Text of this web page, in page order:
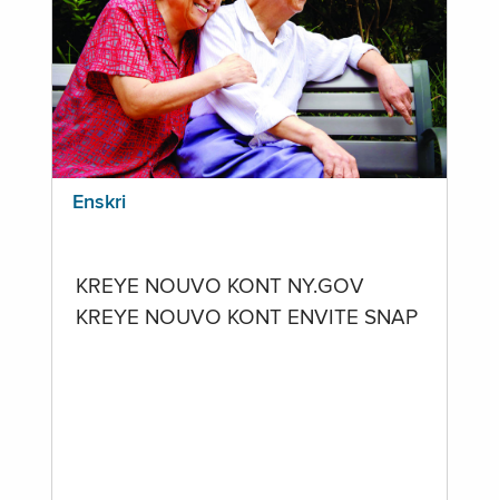
Enskri
KREYE NOUVO KONT NY.GOV
KREYE NOUVO KONT ENVITE SNAP